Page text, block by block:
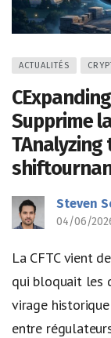
ACTUALITÉS
Supprime
TAnalyzing
Steven
04/06/
La CFTC vient
qui bloquait les
virage
entre